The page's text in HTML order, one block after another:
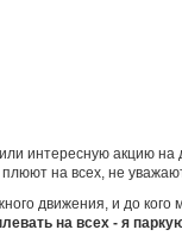
интересную акцию на
на всех, не
движения, и до кого
на всех - я